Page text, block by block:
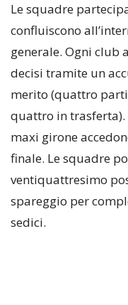
​Le squadre
confluiscono
generale. Ogni club
decisi tramite un
merito (quattro
quattro in trasferta).
maxi girone
finale. Le squadre
ventiquattresimo
spareggio per
sedici.